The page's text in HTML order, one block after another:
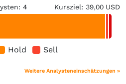
4 Kursziel: 39,00 USD
Hold
Sell
Weitere Analysteneinschätzungen »